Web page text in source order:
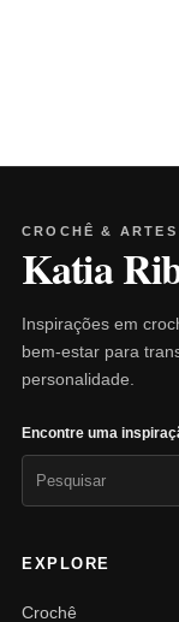
CROCHÊ & ARTES
Katia
Inspirações em
bem-estar para
personalidade.
Encontre uma
EXPLORE
Crochê